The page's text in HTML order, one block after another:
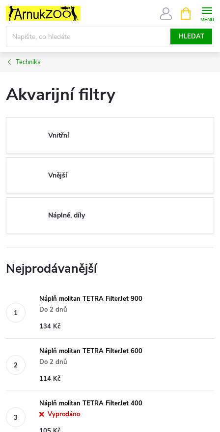
Přejít
obsah
HLEDAT
NÁKUPNÍ
KOŠÍK
Technika
Akvarijní filtry
Vnitřní
Vnější
Náplně, díly
Nejprodávanější
Náplň molitan TETRA FilterJet 900
Do 2 dnů
134 Kč
Náplň molitan TETRA FilterJet 600
Do 2 dnů
114 Kč
Náplň molitan TETRA FilterJet 400
Vyprodáno